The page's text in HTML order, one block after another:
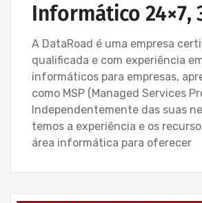
Informático 24×7,
A DataRoad é uma empresa
qualificada e com experiência
informáticos para empresas,
como MSP (Managed Services
Independentemente das suas
temos a experiência e os
área informática para oferecer